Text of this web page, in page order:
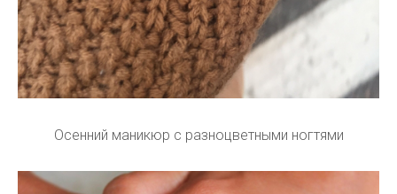
Осенний маникюр с разноцветными ногтями